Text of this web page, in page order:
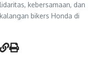
kebersamaan, dan
bikers Honda di